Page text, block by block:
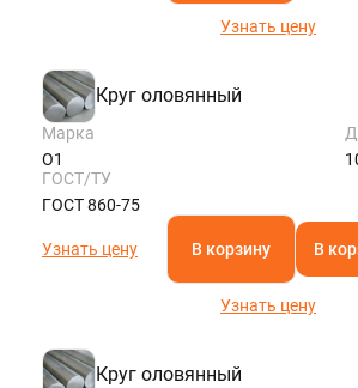
Узнать цену
Круг оловянный
Марка
О1
ГОСТ/ТУ
ГОСТ 860-75
Узнать цену В корзину В
Узнать цену
Круг оловянный